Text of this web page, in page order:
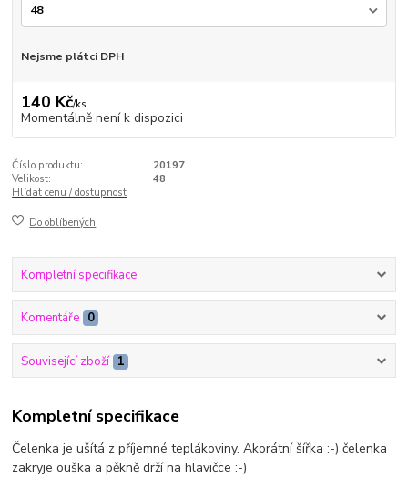
Nejsme plátci DPH
140 Kč/ks
Momentálně není k dispozici
Číslo produktu:
20197
Velikost:
48
Hlídat cenu / dostupnost
Do oblíbených
Kompletní specifikace
Komentáře 0
Související zboží 1
Kompletní specifikace
Čelenka je ušítá z příjemné teplákoviny. Akorátní šířka :-) čelenka
zakryje ouška a pěkně drží na hlavičce :-)